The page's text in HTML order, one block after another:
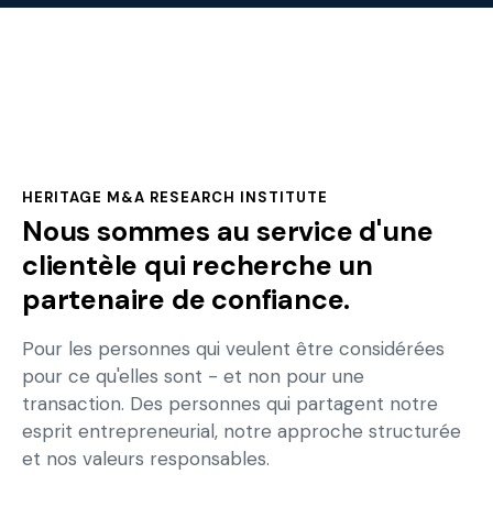
HERITAGE M&A RESEARCH INSTITUTE
Nous sommes au service d'une
clientèle qui recherche un
partenaire de confiance.
Pour les personnes qui veulent être considérées
pour ce qu'elles sont - et non pour une
transaction. Des personnes qui partagent notre
esprit entrepreneurial, notre approche structurée
et nos valeurs responsables.